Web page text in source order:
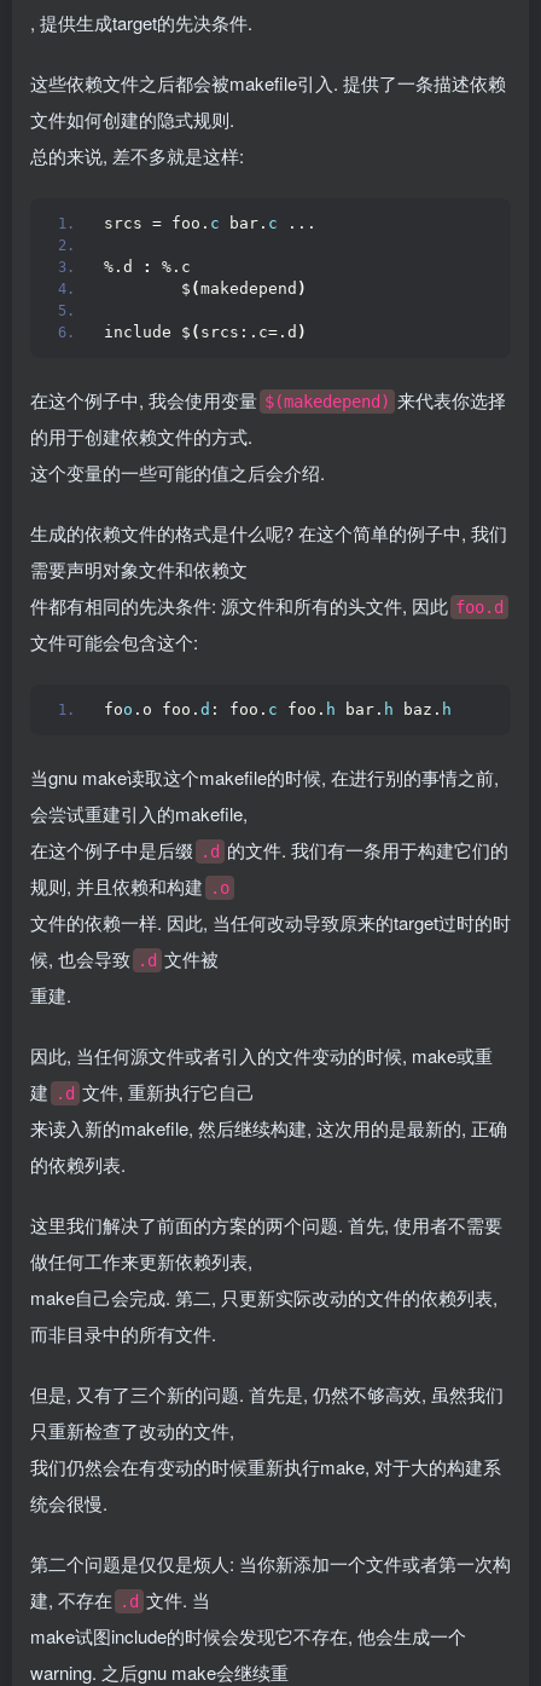
, 提供生成target的先决条件.
这些依赖文件之后都会被makefile引入. 提供了一条描述依赖
文件如何创建的隐式规则.
总的来说, 差不多就是这样:
srcs = foo. c bar. c ...
%.d :
%.c
        $
(makedepend )
include $ ( srcs:.c=.d )
在这个例子中, 我会使用变量 $(makedepend) 来代表你选择
的用于创建依赖文件的方式.
这个变量的一些可能的值之后会介绍.
生成的依赖文件的格式是什么呢? 在这个简单的例子中, 我们
需要声明对象文件和依赖文
件都有相同的先决条件: 源文件和所有的头文件, 因此 foo.d
文件可能会包含这个:
foo .o foo. d : foo. c foo. h bar. h baz. h
当gnu make读取这个makefile的时候, 在进行别的事情之前,
会尝试重建引入的makefile,
在这个例子中是后缀
.d 的文件. 我们有一条用于构建它们的
规则, 并且依赖和构建
.o
文件的依赖一样. 因此, 当任何改动导致原来的target过时的时
候, 也会导致 .d 文件被
重建.
因此, 当任何源文件或者引入的文件变动的时候, make或重
建
.d 文件, 重新执行它自己
来读入新的makefile, 然后继续构建, 这次用的是最新的, 正确
的依赖列表.
这里我们解决了前面的方案的两个问题. 首先, 使用者不需要
做任何工作来更新依赖列表,
make自己会完成. 第二, 只更新实际改动的文件的依赖列表,
而非目录中的所有文件.
但是, 又有了三个新的问题. 首先是, 仍然不够高效, 虽然我们
只重新检查了改动的文件,
我们仍然会在有变动的时候重新执行make, 对于大的构建系
统会很慢.
第二个问题是仅仅是烦人: 当你新添加一个文件或者第一次构
建, 不存在
.d 文件. 当
make试图include的时候会发现它不存在, 他会生成一个
warning. 之后gnu make会继续重